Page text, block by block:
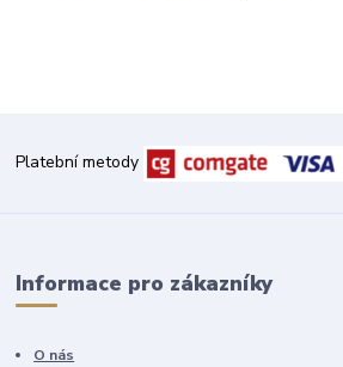
Platební metody
Informace pro zákazníky
O nás